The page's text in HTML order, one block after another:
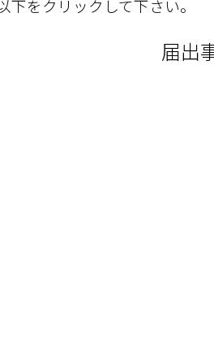
下をクリックして下さい。
届出